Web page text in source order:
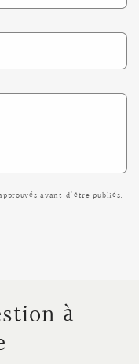
avant d'être publiés.
à